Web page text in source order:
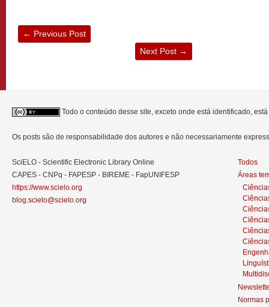
← Previous Post
Next Post →
Todo o conteúdo desse site, exceto onde está identificado,
Os posts são de responsabilidade dos autores e não necessariamente
SciELO - Scientific Electronic Library Online
CAPES - CNPq - FAPESP - BIREME - FapUNIFESP
https://www.scielo.org
blog.scielo@scielo.org
Todos
Áreas
Normas